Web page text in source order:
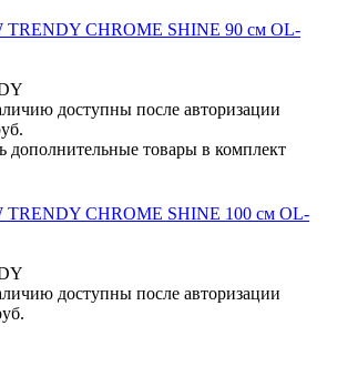
TRENDY CHROME SHINE 90 см OL-
доступны после авторизации
дополнительные товары в комплект
TRENDY CHROME SHINE 100 см OL-
доступны после авторизации